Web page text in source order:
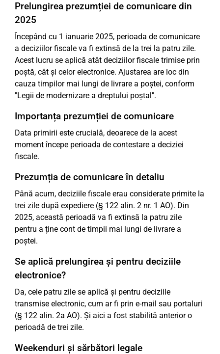
Prelungirea prezumției de comunicare din
2025
Începând cu 1 ianuarie 2025, perioada de comunicare
a deciziilor fiscale va fi extinsă de la trei la patru zile.
Acest lucru se aplică atât deciziilor fiscale trimise prin
poștă, cât și celor electronice. Ajustarea are loc din
cauza timpilor mai lungi de livrare a poștei, conform
"Legii de modernizare a dreptului poștal".
Importanța prezumției de comunicare
Data primirii este crucială, deoarece de la acest
moment începe perioada de contestare a deciziei
fiscale.
Prezumția de comunicare în detaliu
Până acum, deciziile fiscale erau considerate primite la
trei zile după expediere (§ 122 alin. 2 nr. 1 AO). Din
2025, această perioadă va fi extinsă la patru zile
pentru a ține cont de timpii mai lungi de livrare a
poștei.
Se aplică prelungirea și pentru deciziile
electronice?
Da, cele patru zile se aplică și pentru deciziile
transmise electronic, cum ar fi prin e-mail sau portaluri
(§ 122 alin. 2a AO). Și aici a fost stabilită anterior o
perioadă de trei zile.
Weekenduri și sărbători legale